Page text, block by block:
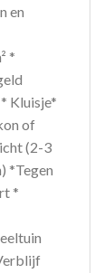
en
*
Kluisje*
of
(2-3
*Tegen
*